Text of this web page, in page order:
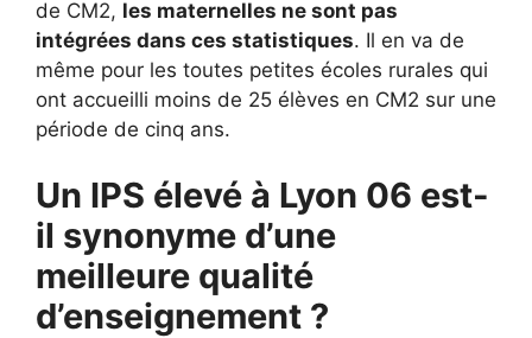
de CM2, les maternelles ne sont pas
intégrées dans ces statistiques. Il en va de
même pour les toutes petites écoles rurales qui
ont accueilli moins de 25 élèves en CM2 sur une
période de cinq ans.
Un IPS élevé à Lyon 06 est-
il synonyme d’une
meilleure qualité
d’enseignement ?